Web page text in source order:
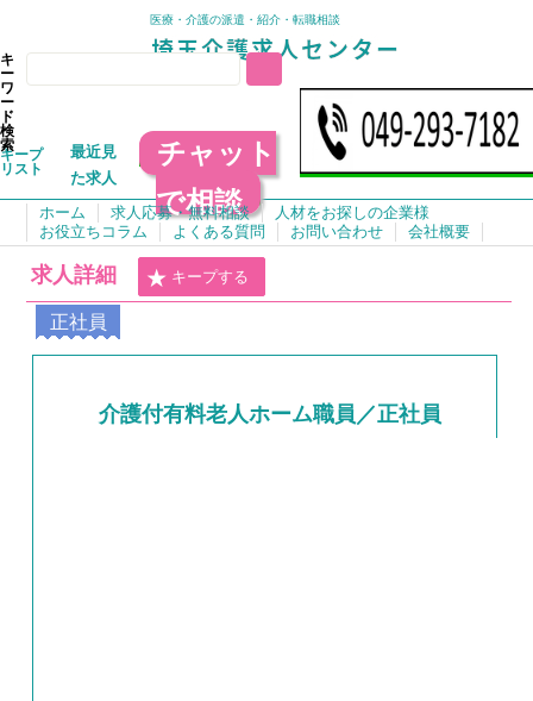
医療・介護の派遣・紹介・転職相談
キ
ー
ワ
ー
ド
検
索
キープ
リスト
最近見
た求人
チャット
で相談
ホーム 求人応募・無料相談
人材をお探しの企業様
お役立ちコラム
よくある質問 お問い合わせ 会社概要
求人詳細 キープする
正社員
介護付有料老人ホーム職員／正社員